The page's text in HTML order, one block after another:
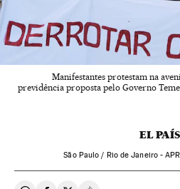
Manifestantes protestam na
previdência proposta pelo Governo
EL PAÍS
São Paulo / Rio de Janeiro -APR